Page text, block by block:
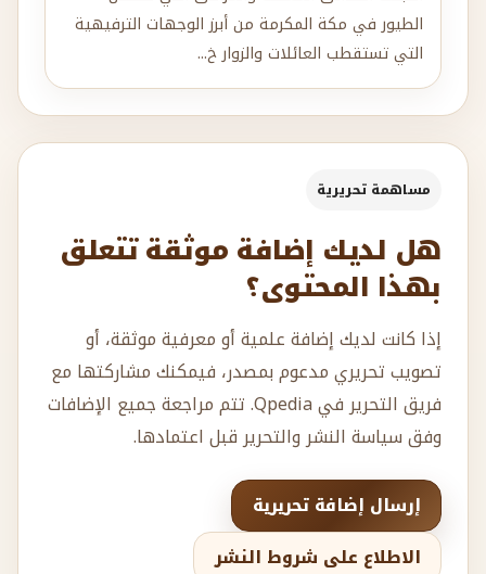
الطيور في مكة المكرمة من أبرز الوجهات الترفيهية
التي تستقطب العائلات والزوار خ...
مساهمة تحريرية
هل لديك إضافة موثقة تتعلق
بهذا المحتوى؟
إذا كانت لديك إضافة علمية أو معرفية موثقة، أو
تصويب تحريري مدعوم بمصدر، فيمكنك مشاركتها مع
فريق التحرير في Qpedia. تتم مراجعة جميع الإضافات
وفق سياسة النشر والتحرير قبل اعتمادها.
إرسال إضافة تحريرية
الاطلاع على شروط النشر